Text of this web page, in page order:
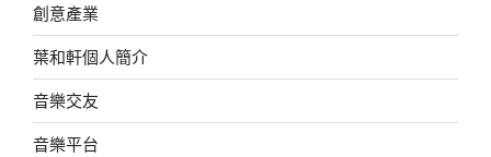
創意產業
葉和軒個人簡介
音樂交友
音樂平台